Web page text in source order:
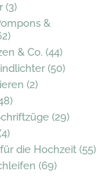
(3)
&
& Co. (44)
(50)
(2)
(29)
die Hochzeit (55)
(69)